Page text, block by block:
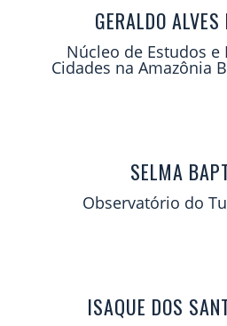
GERALDO
Núcleo de Estudos e
Cidades na Amazônia
SELMA
Observatório do
ISAQUE DOS